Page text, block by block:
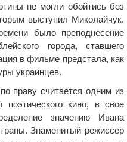
не могли обойтись без
выступил Миколайчук.
было преподнесение
города, ставшего
в фильме предстала, как
украинцев.
праву считается одним из
поэтического кино, в свое
значению Ивана
Знаменитый режиссер